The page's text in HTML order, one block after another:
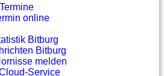
online
Bitburg
Bitburg
melden